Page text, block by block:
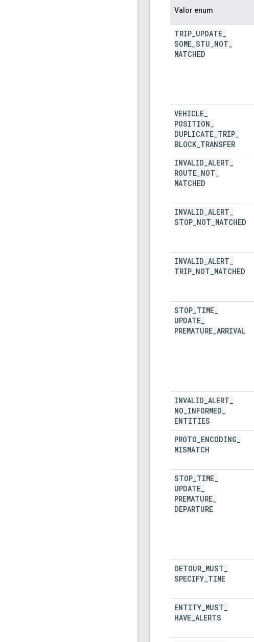
Valor enum
TRIP UPDATE
SOME STU NOT
MATCHED
VEHICLE
POSITION
DUPLICATE TRIP
BLOCK TRANSFER
INVALID ALERT
ROUTE NOT
MATCHED
INVALID ALERT
STOP NOT MATCHED
INVALID ALERT
TRIP NOT MATCHED
STOP TIME
UPDATE
PREMATURE ARRIVAL
INVALID ALERT
NO INFORMED
ENTITIES
PROTO ENCODING
MISMATCH
STOP TIME
UPDATE
PREMATURE
DEPARTURE
DETOUR MUST
SPECIFY TIME
ENTITY MUST
HAVE ALERTS